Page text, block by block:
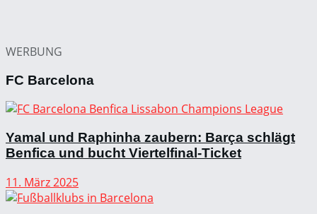
WERBUNG
FC Barcelona
Yamal und Raphinha zaubern: Barça schlägt
Benfica und bucht Viertelfinal-Ticket
11. März 2025